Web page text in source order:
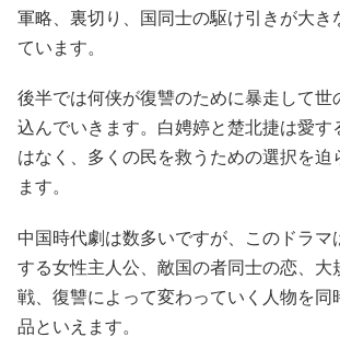
軍略、裏切り、国同士の駆け引きが大き
ています。
後半では何侠が復讐のために暴走して世
込んでいきます。白娉婷と楚北捷は愛す
はなく、多くの民を救うための選択を迫
ます。
中国時代劇は数多いですが、このドラマ
する女性主人公、敵国の者同士の恋、大
戦、復讐によって変わっていく人物を同
品といえます。